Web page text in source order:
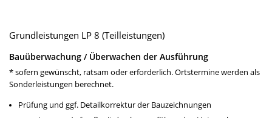
Grundleistungen LP 8 (Teilleistungen)
Bauüberwachung / Überwachen der Ausführung
* sofern gewünscht, ratsam oder erforderlich. Ortstermine werden als
Sonderleistungen berechnet.
Prüfung und ggf. Detailkorrektur der Bauzeichnungen